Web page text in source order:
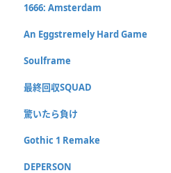
1666: Amsterdam
An Eggstremely Hard Game
Soulframe
最終回収SQUAD
驚いたら負け
Gothic 1 Remake
DEPERSON